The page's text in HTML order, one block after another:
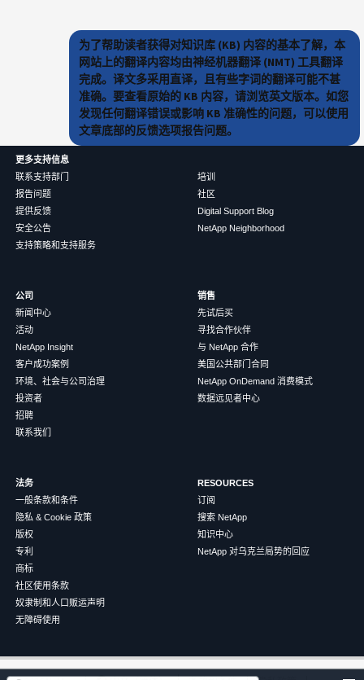
为了帮助读者获得对知识库 (KB) 内容的基本了解，本
网站上的翻译内容均由神经机器翻译 (NMT) 工具翻译
完成。译文多采用直译，且有些字词的翻译可能不甚
准确。要查看原始的 KB 内容，请浏览英文版本。如您
发现任何翻译错误或影响 KB 准确性的问题，可以使用
文章底部的反馈选项报告问题。
更多支持信息
联系支持部门
报告问题
提供反馈
安全公告
支持策略和支持服务
培训
社区
Digital Support Blog
NetApp Neighborhood
公司
新闻中心
活动
NetApp Insight
客户成功案例
环境、社会与公司治理
投资者
招聘
联系我们
销售
先试后买
寻找合作伙伴
与 NetApp 合作
美国公共部门合同
NetApp OnDemand 消费模式
数据远见者中心
法务
一般条款和条件
隐私 & Cookie 政策
版权
专利
商标
社区使用条款
奴隶制和人口贩运声明
无障碍使用
RESOURCES
订阅
搜索 NetApp
知识中心
NetApp 对乌克兰局势的回应